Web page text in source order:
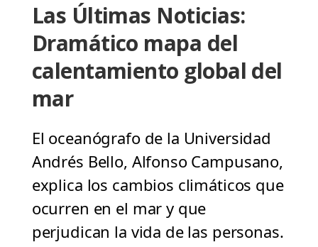
Las Últimas Noticias:
Dramático mapa del
calentamiento global del
mar
El oceanógrafo de la Universidad
Andrés Bello, Alfonso Campusano,
explica los cambios climáticos que
ocurren en el mar y que
perjudican la vida de las personas.